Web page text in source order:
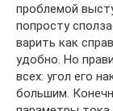
проблемой
попросту
варить как
удобно. Но
всех: угол его
большим.